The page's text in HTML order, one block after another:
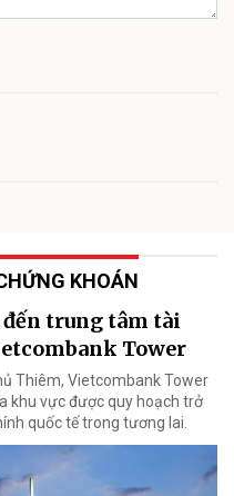
KHOÁN
đến trung tâm tài
Tower
Thiêm, Vietcombank Tower
khu vực được quy hoạch trở
quốc tế trong tương lai.